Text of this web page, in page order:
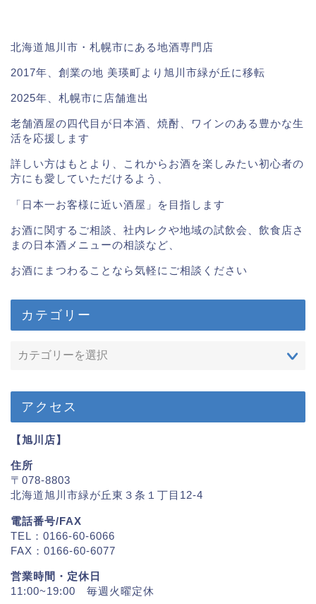
北海道旭川市・札幌市にある地酒専門店
2017年、創業の地 美瑛町より旭川市緑が丘に移転
2025年、札幌市に店舗進出
老舗酒屋の四代目が日本酒、焼酎、ワインのある豊かな生
活を応援します
詳しい方はもとより、これからお酒を楽しみたい初心者の
方にも愛していただけるよう、
「日本一お客様に近い酒屋」を目指します
お酒に関するご相談、社内レクや地域の試飲会、飲食店さ
まの日本酒メニューの相談など、
お酒にまつわることなら気軽にご相談ください
カテゴリー
アクセス
【旭川店】
住所
〒078-8803
北海道旭川市緑が丘東３条１丁目12-4
電話番号/FAX
TEL：0166-60-6066
FAX：0166-60-6077
営業時間・定休日
11:00~19:00 毎週火曜定休